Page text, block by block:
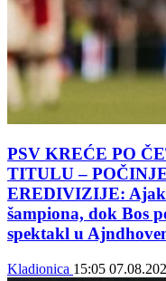
PSV KREĆE PO
TITULU –
EREDIVIZIJE:
šampiona, dok Bos
spektakl u
Kladionica 15:05